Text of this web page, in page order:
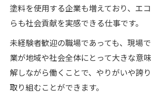
塗料を使用する企業も増えており、エ
らも社会貢献を実感できる仕事です。
未経験者歓迎の職場であっても、現場
業が地域や社会全体にとって大きな意
解しながら働くことで、やりがいや誇
取り組むことができます。